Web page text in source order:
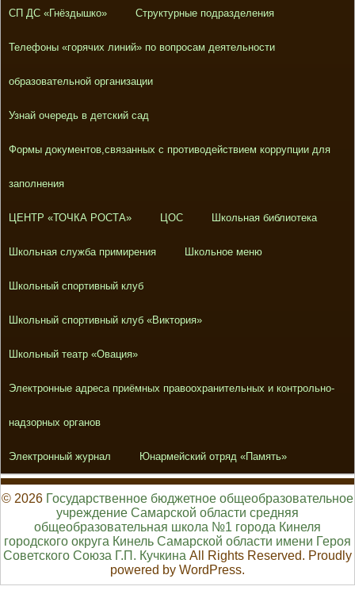
СП ДС «Гнёздышко» Структурные подразделения
Телефоны «горячих линий» по вопросам деятельности
образовательной организации
Узнай очередь в детский сад
Формы документов,связанных с противодействием коррупции для
заполнения
ЦЕНТР «ТОЧКА РОСТА» ЦОС Школьная библиотека
Школьная служба примирения Школьное меню
Школьный спортивный клуб
Школьный спортивный клуб «Виктория»
Школьный театр «Овация»
Электронные адреса приёмных правоохранительных и контрольно-
надзорных органов
Электронный журнал Юнармейский отряд «Память»
© 2026 Государственное бюджетное общеобразовательное
учреждение Самарской области средняя
общеобразовательная школа №1 города Кинеля
городского округа Кинель Самарской области имени Героя
Советского Союза Г.П. Кучкина All Rights Reserved. Proudly
powered by WordPress.